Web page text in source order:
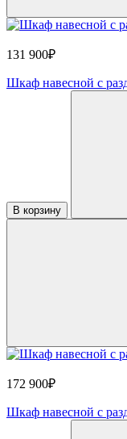
131 900₽
Шкаф навесной с
В корзину
172 900₽
Шкаф навесной с